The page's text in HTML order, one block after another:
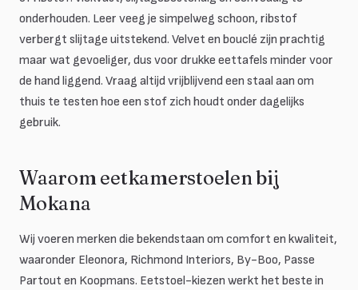
onderhouden. Leer veeg je simpelweg schoon, ribstof
verbergt slijtage uitstekend. Velvet en bouclé zijn prachtig
maar wat gevoeliger, dus voor drukke eettafels minder voor
de hand liggend. Vraag altijd vrijblijvend een staal aan om
thuis te testen hoe een stof zich houdt onder dagelijks
gebruik.
Waarom eetkamerstoelen bij
Mokana
Wij voeren merken die bekendstaan om comfort en kwaliteit,
waaronder Eleonora, Richmond Interiors, By-Boo, Passe
Partout en Koopmans. Eetstoel-kiezen werkt het beste in